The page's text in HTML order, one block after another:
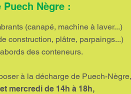
Puech Nègre :
(canapé, machine à laver...)
construction, plâtre, parpaings...)
des conteneurs.
à la décharge de Puech-Nègre,
mercredi de 14h à 18h,